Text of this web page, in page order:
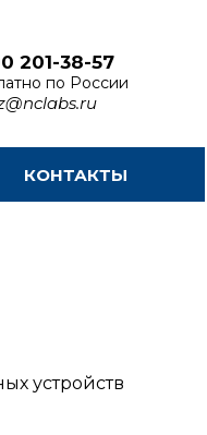
201-38-57
по России
КОНТАКТЫ
устройств